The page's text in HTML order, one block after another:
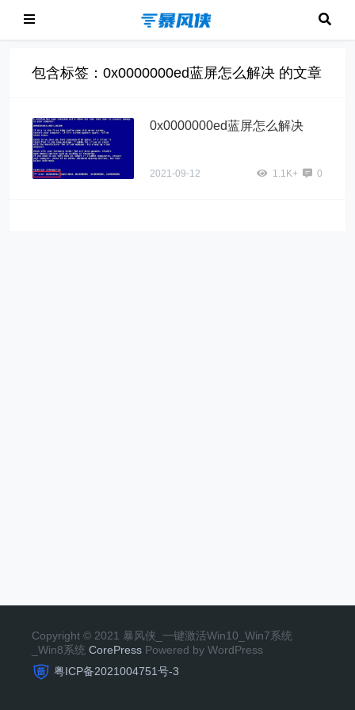
包含标签：0x0000000ed蓝屏怎么解决 的文章
0x0000000ed蓝屏怎么解决
2021-09-12 1.1K+ 0
Copyright © 2021 暴风侠_一键激活Win10_Win7系统
_Win8系统 CorePress Powered by WordPress
粤ICP备2021004751号-3